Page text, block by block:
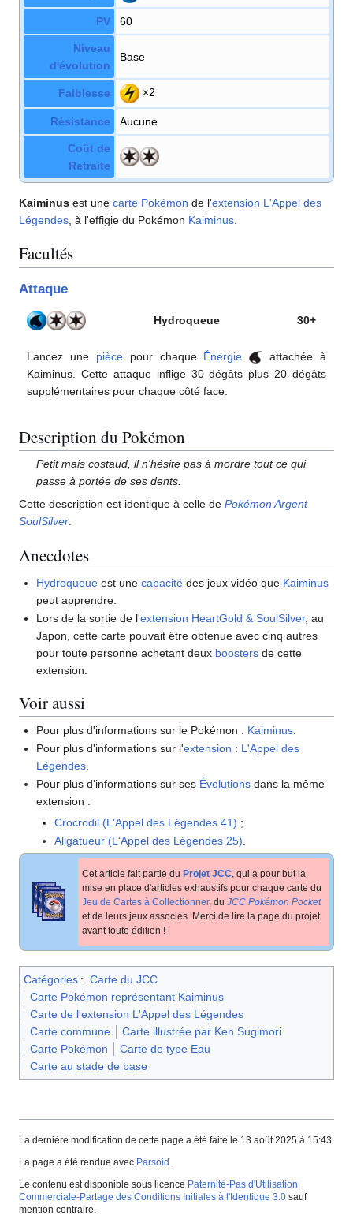
PV 60
Niveau
d'évolution
Base
Faiblesse ×2
Résistance Aucune
Coût de
Retraite
Kaiminus est une carte Pokémon de l'extension L'Appel des
Légendes , à l'effigie du Pokémon Kaiminus
Facultés
Attaque
Hydroqueue 30+
Lancez une piècepour chaque Énergie
attachée à
Kaiminus. Cette attaque inflige 30 dégâts plus 20 dégâts
supplémentaires pour chaque côté face.
Description du Pokémon
Petit mais costaud, il n'hésite pas à mordre tout ce qui
passe à portée de ses dents.
Cette description est identique à celle de Pokémon Argent
SoulSilver.
Anecdotes
Hydroqueue est unecapacité des jeux vidéo que Kaiminus
peut apprendre.
Lors de la sortie de l'extension HeartGold & SoulSilver, au
Japon, cette carte pouvait être obtenue avec cinq autres
pour toute personne achetant deux boosters de cette
extension.
Voir aussi
Pour plus d'informations sur le Pokémon : Kaiminus
Pour plus d'informations sur l'extension : L'Appel des
Légendes
Pour plus d'informations sur ses Évolutions dans la même
extension :
Crocrodil (L'Appel des Légendes 41) ;
Aligatueur (L'Appel des Légendes 25)
Cet article fait partie du Projet JCC, qui a pour but la
mise en place d'articles exhaustifs pour chaque carte du
Jeu de Cartes à Collectionner, du JCC Pokémon Pocket
et de leurs jeux associés. Merci de lire la page du projet
avant toute édition !
Catégories : Carte du JCC
Carte Pokémon représentant Kaiminus
Carte de l'extension L'Appel des Légendes
Carte commune
Carte illustrée par Ken Sugimori
Carte Pokémon
Carte de type Eau
Carte au stade de base
La dernière modification de cette page a été faite le 13 août 2025 à 15:43.
La page a été rendue avec Parsoid.
Le contenu est disponible sous licence Paternité-Pas d'Utilisation
Commerciale-Partage des Conditions Initiales à l'Identique 3.0 sauf
mention contraire.